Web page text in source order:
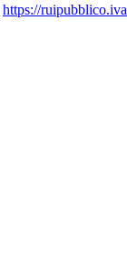
https://